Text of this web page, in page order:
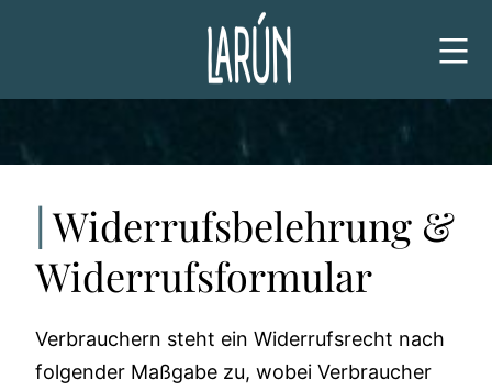
Widerrufsbelehrung &
Widerrufsformular
Verbrauchern steht ein Widerrufsrecht nach
folgender Maßgabe zu, wobei Verbraucher